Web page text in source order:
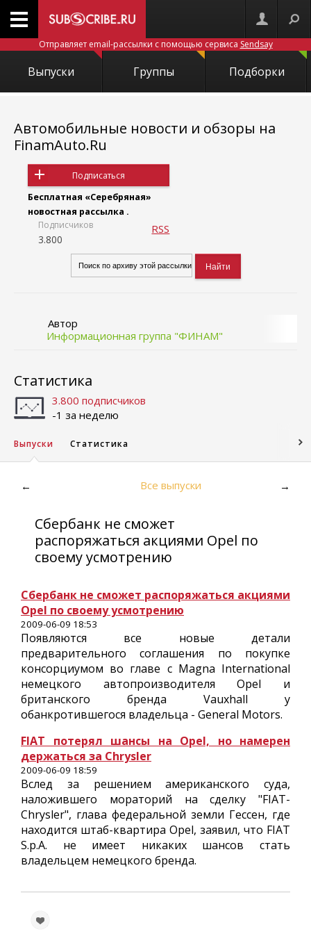
Отправляет email-рассылки с помощью сервиса Sendsay
Выпуски Группы Подборки
Автомобильные новости и обзоры на
FinamAuto.Ru
Подписаться
Бесплатная «Серебряная»
новостная рассылка .
Подписчиков
3.800
RSS
Автор
Информационная группа "ФИНАМ"
Статистика
3.800 подписчиков
-1 за неделю
Выпуски Статистика
← Все выпуски →
Сбербанк не сможет
распоряжаться акциями Opel по
своему усмотрению
Сбербанк не сможет распоряжаться акциями
Opel по своему усмотрению
2009-06-09 18:53
Появляются все новые детали
предварительного соглашения по покупке
консорциумом во главе с Magna International
немецкого автопроизводителя Opel и
британского бренда Vauxhall у
обанкротившегося владельца - General Motors.
FIAT потерял шансы на Opel, но намерен
держаться за Chrysler
2009-06-09 18:59
Вслед за решением американского суда,
наложившего мораторий на сделку "FIAT-
Chrysler", глава федеральной земли Гессен, где
находится штаб-квартира Opel, заявил, что FIAT
S.p.A. не имеет никаких шансов стать
владельцем немецкого бренда.